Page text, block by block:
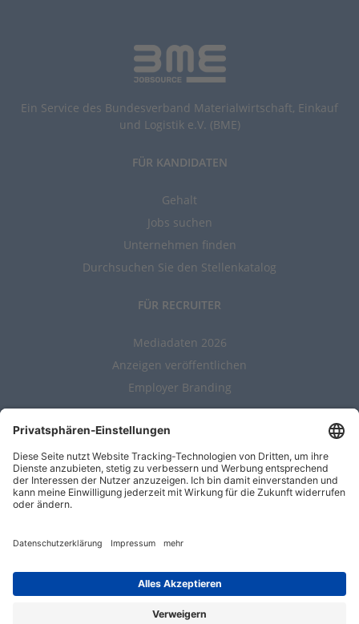
Ein Service des Bundesverband Materialwirtschaft, Einkauf
und Logistik e.V. (BME)
FÜR KANDIDATEN
Gehalt
Jobs suchen
Unternehmen finden
Durchsuchen Sie den Stellenkatalog
FÜR RECRUITER
Mediadaten 2026
Anzeigen veröffentlichen
Employer Branding
ALLGEMEIN
Kontakt
AGBs